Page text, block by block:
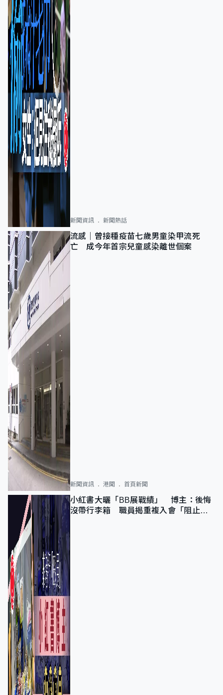
新聞資訊 新聞熱話
流感｜曾接種疫苗七歲男童染甲流死
亡 成今年首宗兒童感染離世個案
新聞資訊 港聞 首頁新聞
小紅書大曬「BB展戰績」 博主：後悔
沒帶行李箱 職員揭重複入會「阻止唔